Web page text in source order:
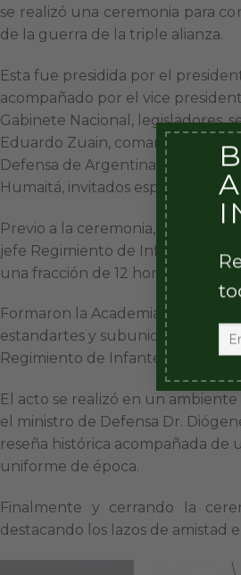
se realizó una ceremonia para
de la guerra de la triple alianza.
Esta fue presidida por el
acompañado por el vice
Gabinete Nacional, legisladores,
Eduardo Zuain, comandantes de
Defensa de Argentina y
Humaitá, invitados especiales y
Previo a la ceremonia, cruzaron
jefe Regimiento de Infantería
una fracción de 12 hombres con
Formaron la Academia Militar
estandartes y subunidades con
Regimiento de Infantería
El acto se realizó en un
el ministro de Defensa Dr.
reseña histórica acompañada
uniforme de época.
Finalmente y cerrando la
destacando los lazos de amistad